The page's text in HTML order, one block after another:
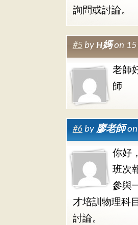
詢問或討論。
#5 by H媽on 15
老師
師
#6by 廖老師on
你好
班次
參與
才培訓物理科
討論。